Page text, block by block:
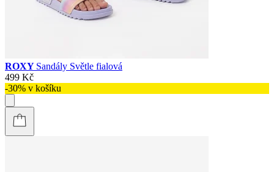
ROXY Sandály Světle fialová
499 Kč
-30% v košíku